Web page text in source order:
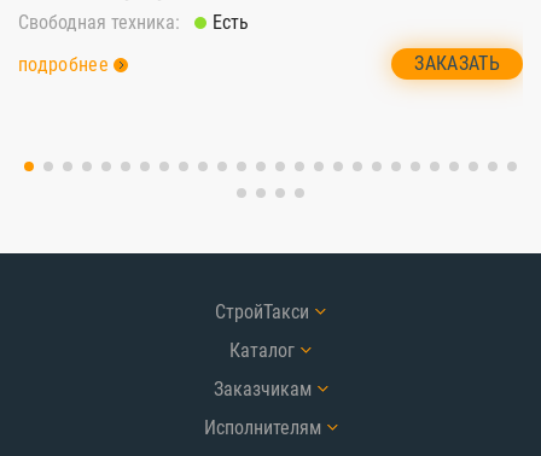
Свободная техника:
Есть
подробнее
ЗАКАЗАТЬ
СтройТакси
Каталог
Заказчикам
Исполнителям